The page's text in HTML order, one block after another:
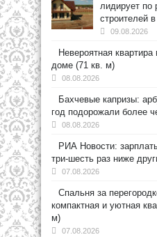
лидирует по
строителей
09.08.2026
Невероятная
доме (71 кв. м)
08.08.2026
Бахчевые капризы:
год подорожали более
08.08.2026
РИА Новости:
три-шесть раз ниже
07.08.2026
Спальня за
компактная и уютная
м)
07.08.2026